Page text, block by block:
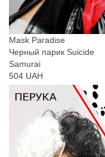
Mask Paradise
Черный парик Suicide
Samurai
504 UAH